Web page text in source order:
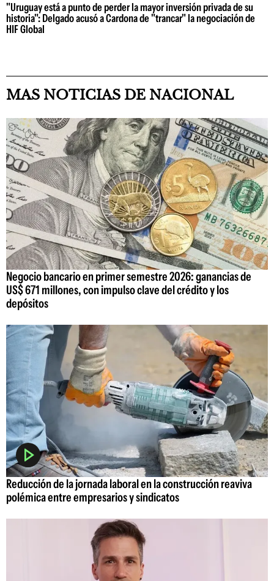
"Uruguay está a punto de perder la mayor inversión privada de su
historia": Delgado acusó a Cardona de "trancar" la negociación de
HIF Global
MAS NOTICIAS DE NACIONAL
Negocio bancario en primer semestre 2026: ganancias de
US$ 671 millones, con impulso clave del crédito y los
depósitos
Reducción de la jornada laboral en la construcción reaviva
polémica entre empresarios y sindicatos